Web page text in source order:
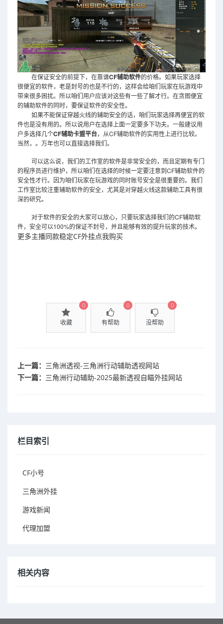
在保证安全的前提下，在靠谱CF辅助软件的价格。如果玩家选择
很便宜的软件，老是封号的也是不行的，这样会给咱们玩家在玩游戏中
带来很多困扰。所以咱们用户应该对这些有一些了解才行。在贪图便宜
的辅助软件的同时，要保证软件的安全性。
如果不能保证穿越火线的辅助安全的话，咱们玩家选择再便宜的软
件也是没有用的。所以说用户在选择上面一定要多下功夫。一般建议用
户多选择几个CF辅助卡盟平台，从CF辅助软件的实用性上进行比较。
当然，。万年也可以直接选择我们。
可以这么说，我们的工作室的软件是非常安全的，而且定期有专门
的程序员进行维护，所以咱们在选择的时候一定要注意到 CF辅助软件的
安全性才行。因为咱们玩家在玩游戏的同时账号安全是很重要的。我们
工作室比较注重辅助软件的安全，尤其是对穿越火线这款辅助工具有很
深的研究。
对于软件的安全的大家可以放心，只要玩家选择我们的CF辅助软
件，安全可以100%的保证不封号，并且能够有效的提升玩家的技术。
更多主播同款稳定CF外挂点我购买
收藏
0
有帮助
0
没帮助
0
上一篇： 三角洲透视-三角洲行动辅助透视网站
下一篇： 三角洲行动辅助-2025最新透视自瞄外挂网站
栏目索引
CF小号
三角洲外挂
游戏新闻
代理加盟
相关内容